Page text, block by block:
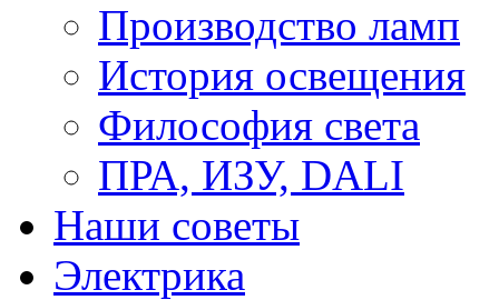
Производство ламп
История освещения
Философия света
ПРА, ИЗУ, DALI
Наши советы
Электрика